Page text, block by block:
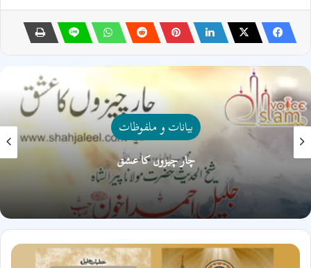
بیانات و ملفوظات
چار چیزوں کا عشق
خطبات
جلیل